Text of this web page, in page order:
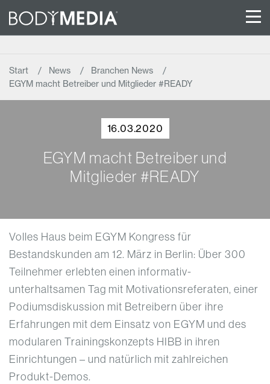
Start News
Branchen News
EGYM macht Betreiber und Mitglieder #READY
16.03.2020
EGYM macht Betreiber und
Mitglieder #READY
Volles Haus beim EGYM Kongress für
Bestandskunden am 12. März in Berlin: Über 300
Teilnehmer erlebten einen informativ-
unterhaltsamen Tag mit Motivationsreferaten, einer
Podiumsdiskussion mit Betreibern über ihre
Erfahrungen mit dem Einsatz von EGYM und des
modularen Trainingskonzepts HIBB in ihren
Einrichtungen – und natürlich mit zahlreichen
Produkt-Demos.